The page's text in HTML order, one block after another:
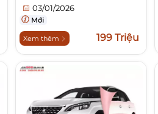
03/01/2026
Mới
Xem thêm 199 Triệu